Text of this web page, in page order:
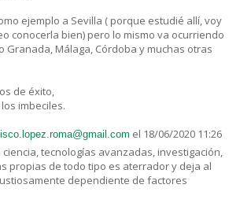
ejemplo a Sevilla ( porque estudié allí, voy
conocerla bien) pero lo mismo va ocurriendo
Granada, Málaga, Córdoba y muchas otras
de éxito,
imbeciles.
el 18/06/2020 11:26
tecnologías avanzadas, investigación,
propias de todo tipo es aterrador y deja al
dependiente de factores